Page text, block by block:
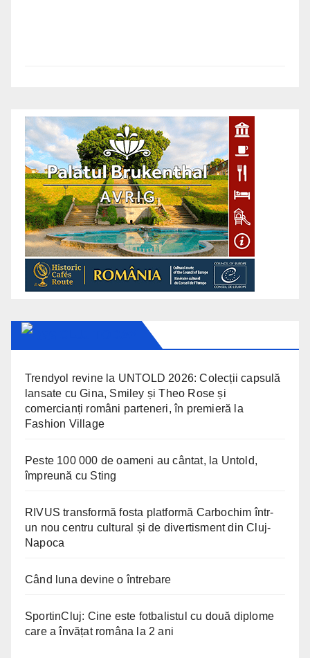
Trendyol revine la UNTOLD 2026: Colecții capsulă
lansate cu Gina, Smiley și Theo Rose și
comercianți români parteneri, în premieră la
Fashion Village
Peste 100 000 de oameni au cântat, la Untold,
împreună cu Sting
RIVUS transformă fosta platformă Carbochim într-
un nou centru cultural și de divertisment din Cluj-
Napoca
Când luna devine o întrebare
SportinCluj: Cine este fotbalistul cu două diplome
care a învățat româna la 2 ani